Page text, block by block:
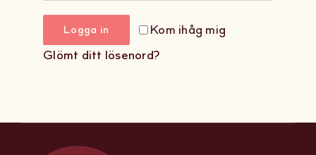
Kom ihåg mig
Logga in
Glömt ditt lösenord?